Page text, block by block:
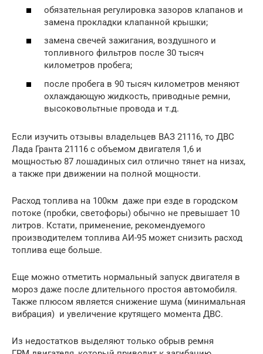
обязательная регулировка зазоров клапанов и
замена прокладки клапанной крышки;
замена свечей зажигания, воздушного и
топливного фильтров после 30 тысяч
километров пробега;
после пробега в 90 тысяч километров меняют
охлаждающую жидкость, приводные ремни,
высоковольтные провода и т.д.
Если изучить отзывы владельцев ВАЗ 21116, то ДВС
Лада Гранта 21116 с объемом двигателя 1,6 и
мощностью 87 лошадиных сил отлично тянет на низах,
а также при движении на полной мощности.
Расход топлива на 100км даже при езде в городском
потоке (пробки, светофоры) обычно не превышает 10
литров. Кстати, применение, рекомендуемого
производителем топлива АИ-95 может снизить расход
топлива еще больше.
Еще можно отметить нормальный запуск двигателя в
мороз даже после длительного простоя автомобиля.
Также плюсом является снижение шума (минимальная
вибрация) и увеличение крутящего момента ДВС.
Из недостатков выделяют только обрыв ремня